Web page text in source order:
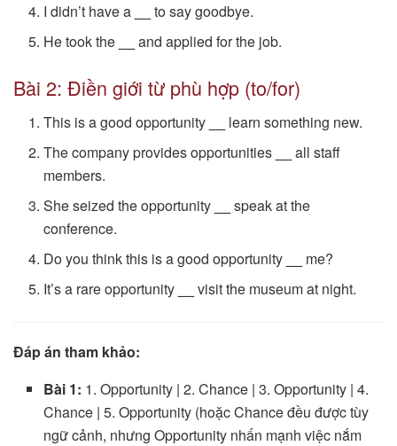
I didn’t have a
to say goodbye.
He took the
and applied for the job.
Bài 2: Điền giới từ phù hợp (to/for)
This is a good opportunity
learn something new.
The company provides opportunities
all staff
members.
She seized the opportunity
speak at the
conference.
Do you think this is a good opportunity
me?
It’s a rare opportunity
visit the museum at night.
Đáp án tham khảo:
Bài 1: 1. Opportunity | 2. Chance | 3. Opportunity | 4.
Chance | 5. Opportunity (hoặc Chance đều được tùy
ngữ cảnh, nhưng Opportunity nhấn mạnh việc nắm